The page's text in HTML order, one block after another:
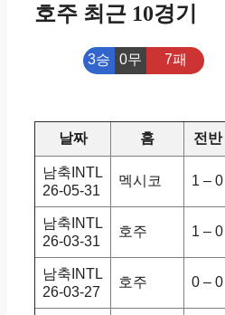
호주 최근 10경기
3승 0무 7패
날짜 홈 전반
남축INTL
26-05-31
멕시코 1 – 0
남축INTL
26-03-31
호주 1 – 0
남축INTL
26-03-27
호주 0 – 0